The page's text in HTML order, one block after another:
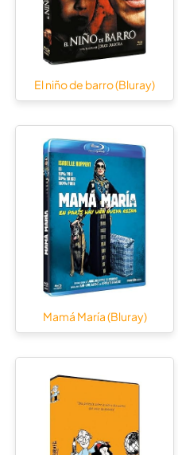
El niño de barro (Bluray)
Mamá María (Bluray)